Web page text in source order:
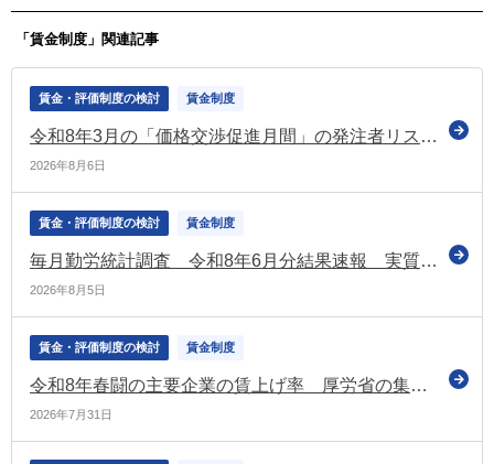
「賃金制度」関連記事
賃金・評価制度の検討 賃金制度
令和8年3月の「価格交渉促進月間」の発注者リストを公表（中小企業庁）
2026年8月6日
賃金・評価制度の検討 賃金制度
毎月勤労統計調査 令和8年6月分結果速報 実質賃金1.6％増 6か月連続プラス
2026年8月5日
賃金・評価制度の検討 賃金制度
令和8年春闘の主要企業の賃上げ率 厚労省の集計では「5.18％」 昨年の水準を下回るも3年連続で5％台（厚労省）
2026年7月31日